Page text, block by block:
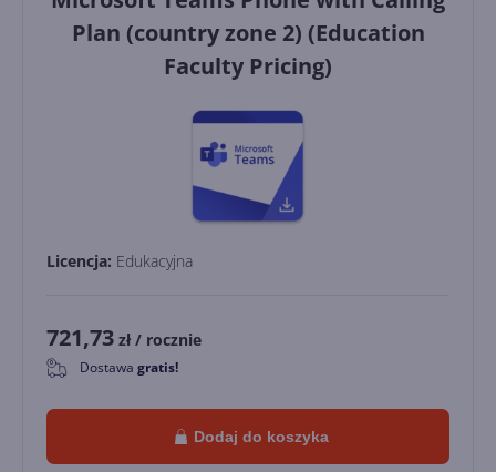
Plan (country zone 2) (Education
Faculty Pricing)
Licencja: Edukacyjna
721,73 zł / rocznie
0 Dostawa gratis!
Dodaj do koszyka